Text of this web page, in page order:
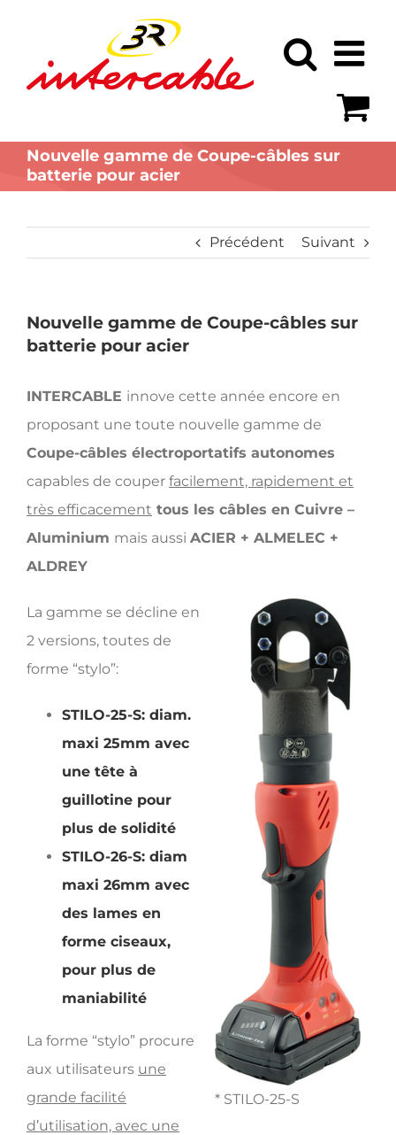
contenu
Nouvelle gamme de Coupe-câbles sur
batterie pour acier
Précédent Suivant
Nouvelle gamme de Coupe-câbles sur
batterie pour acier
INTERCABLE innove cette année encore en
proposant une toute nouvelle gamme de
Coupe-câbles électroportatifs autonomes
capables de couper facilement, rapidement et
très efficacement tous les câbles en Cuivre –
Aluminium mais aussi ACIER + ALMELEC +
ALDREY
* STILO-25-S
La gamme se décline en
2 versions, toutes de
forme “stylo”:
STILO-25-S: diam.
maxi 25mm avec
une tête à
guillotine pour
plus de solidité
STILO-26-S: diam
maxi 26mm avec
des lames en
forme ciseaux,
pour plus de
maniabilité
La forme “stylo” procure
aux utilisateurs une
grande facilité
d’utilisation, avec une